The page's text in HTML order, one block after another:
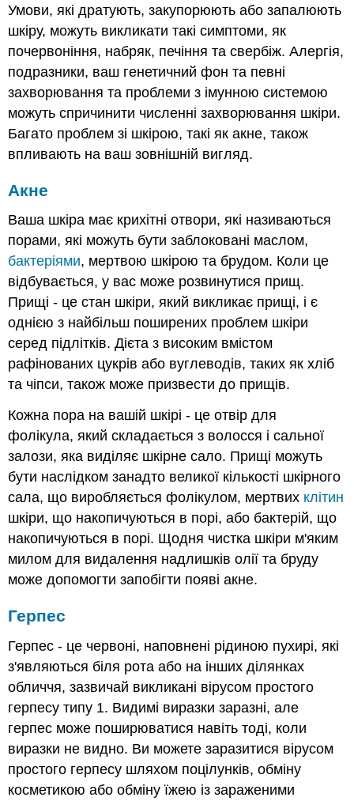
Умови, які дратують, закупорюють або запалюють
шкіру, можуть викликати такі симптоми, як
почервоніння, набряк, печіння та свербіж. Алергія,
подразники, ваш генетичний фон та певні
захворювання та проблеми з імунною системою
можуть спричинити численні захворювання шкіри.
Багато проблем зі шкірою, такі як акне, також
впливають на ваш зовнішній вигляд.
Акне
Ваша шкіра має крихітні отвори, які називаються
порами, які можуть бути заблоковані маслом,
бактеріями, мертвою шкірою та брудом. Коли це
відбувається, у вас може розвинутися прищ.
Прищі - це стан шкіри, який викликає прищі, і є
однією з найбільш поширених проблем шкіри
серед підлітків. Дієта з високим вмістом
рафінованих цукрів або вуглеводів, таких як хліб
та чіпси, також може призвести до прищів.
Кожна пора на вашій шкірі - це отвір для
фолікула, який складається з волосся і сальної
залози, яка виділяє шкірне сало. Прищі можуть
бути наслідком занадто великої кількості шкірного
сала, що виробляється фолікулом, мертвих клітин
шкіри, що накопичуються в порі, або бактерій, що
накопичуються в порі. Щодня чистка шкіри м'яким
милом для видалення надлишків олії та бруду
може допомогти запобігти появі акне.
Герпес
Герпес - це червоні, наповнені рідиною пухирі, які
з'являються біля рота або на інших ділянках
обличчя, зазвичай викликані вірусом простого
герпесу типу 1. Видимі виразки заразні, але
герпес може поширюватися навіть тоді, коли
виразки не видно. Ви можете заразитися вірусом
простого герпесу шляхом поцілунків, обміну
косметикою або обміну їжею із зараженими